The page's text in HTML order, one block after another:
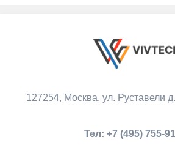
127254, Москва, ул. Руставели
Тел: +7 (495) 755-